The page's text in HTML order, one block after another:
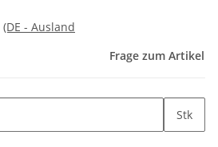
(DE - Ausland
Frage zum Artikel
Stk